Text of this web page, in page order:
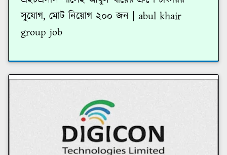
সুযোগ, মোট নিয়োগ ২০০ জন | abul khair
group job